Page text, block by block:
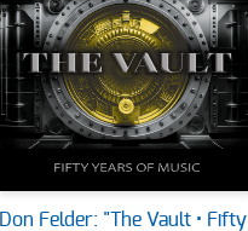
Don Felder: "The Vault • Fifty